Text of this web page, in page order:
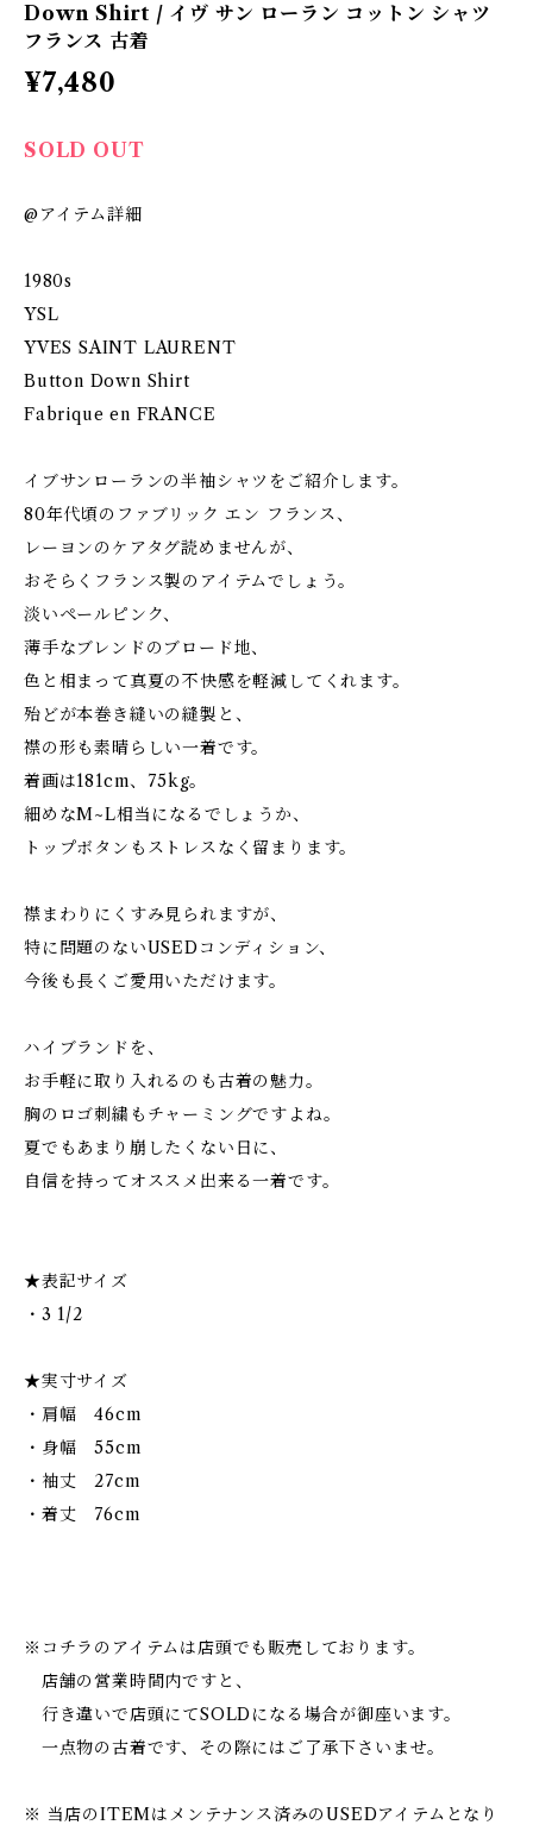
Down Shirt / イヴ サン ローラン コットン シャツ
フランス 古着
¥7,480
SOLD OUT
@アイテム詳細
1980s
YSL
YVES SAINT LAURENT
Button Down Shirt
Fabrique en FRANCE
イブサンローランの半袖シャツをご紹介します。
80年代頃のファブリック エン フランス、
レーヨンのケアタグ読めませんが、
おそらくフランス製のアイテムでしょう。
淡いペールピンク、
薄手なブレンドのブロード地、
色と相まって真夏の不快感を軽減してくれます。
殆どが本巻き縫いの縫製と、
襟の形も素晴らしい一着です。
着画は181cm、75kg。
細めなM~L相当になるでしょうか、
トップボタンもストレスなく留まります。
襟まわりにくすみ見られますが、
特に問題のないUSEDコンディション、
今後も長くご愛用いただけます。
ハイブランドを、
お手軽に取り入れるのも古着の魅力。
胸のロゴ刺繍もチャーミングですよね。
夏でもあまり崩したくない日に、
自信を持ってオススメ出来る一着です。
★表記サイズ
・3 1/2
★実寸サイズ
・肩幅 46cm
・身幅 55cm
・袖丈 27cm
・着丈 76cm
※コチラのアイテムは店頭でも販売しております。
店舗の営業時間内ですと、
行き違いで店頭にてSOLDになる場合が御座います。
一点物の古着です、その際にはご了承下さいませ。
※ 当店のITEMはメンテナンス済みのUSEDアイテムとなり